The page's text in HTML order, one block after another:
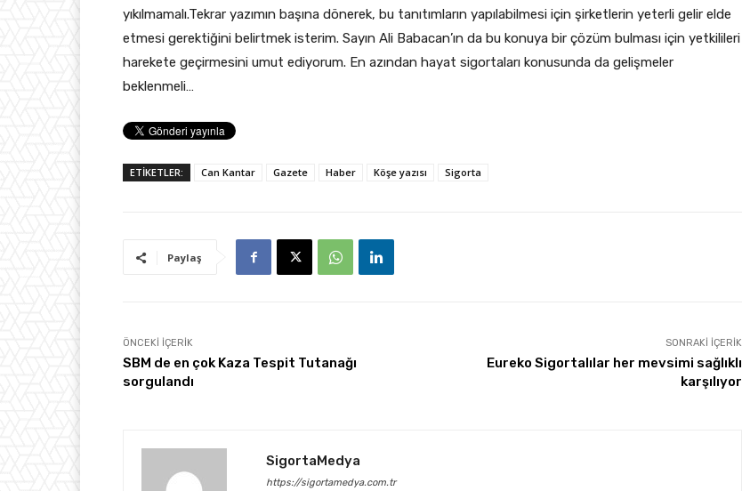
yıkılmamalı.Tekrar yazımın başına dönerek, bu tanıtımların yapılabilmesi için şirketlerin yeterli gelir elde
etmesi gerektiğini belirtmek isterim. Sayın Ali Babacan’ın da bu konuya bir çözüm bulması için yetkilileri
harekete geçirmesini umut ediyorum. En azından hayat sigortaları konusunda da gelişmeler
beklenmeli…
ETİKETLER: Can Kantar Gazete Haber Köşe yazısı Sigorta
Paylaş
ÖNCEKI İÇERIK
SBM de en çok Kaza Tespit Tutanağı
sorgulandı
SONRAKI İÇERIK
Eureko Sigortalılar her mevsimi sağlıklı
karşılıyor
SigortaMedya
https://sigortamedya.com.tr